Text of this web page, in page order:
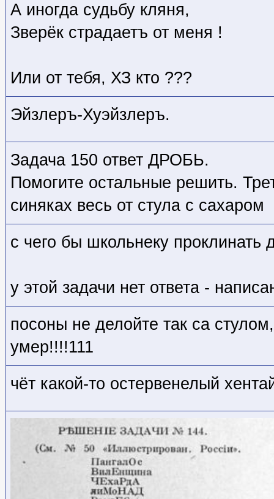
А иногда судьбу кляня,
Зверёк страдаетъ от меня !
Или от тебя, ХЗ кто ???
Эйзлеръ-Хуэйзлеръ.
Задача 150 ответ ДРОБЬ.
Помогите остальные решить.
синяках весь от стула с сахаром
с чего бы школьнеку проклинать
у этой задачи нет ответа -
посоны не делойте так са
умер!!!!111
чёт какой-то остервенелый